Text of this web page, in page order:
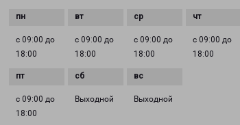
с 09:00 до
18:00
с 09:00 до
18:00
с 09:00 до
18:00
с 09:00 до
18:00
с 09:00 до
18:00
Выходной Выходной